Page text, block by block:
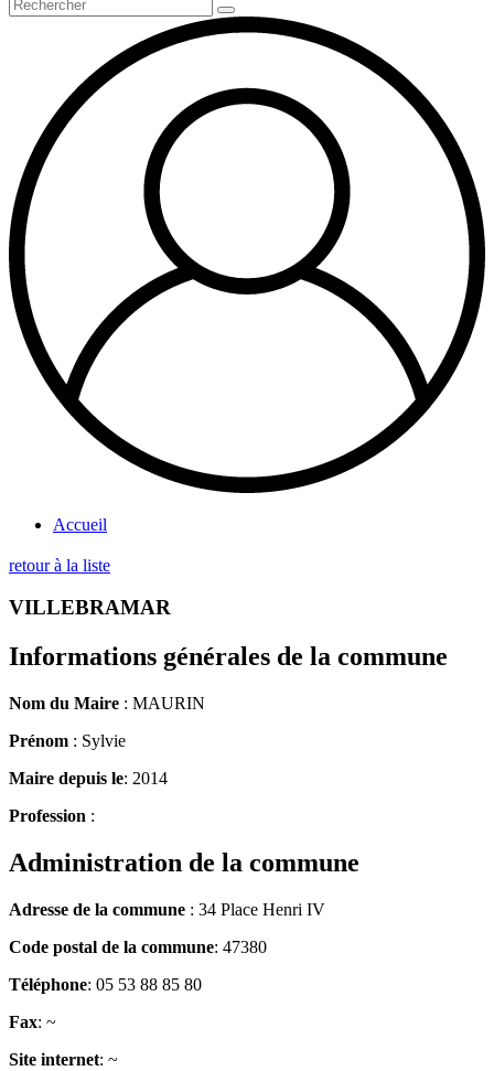
Accueil
retour à la liste
VILLEBRAMAR
Informations générales de la commune
Nom du Maire : MAURIN
Prénom : Sylvie
Maire depuis le: 2014
Profession :
Administration de la commune
Adresse de la commune : 34 Place Henri IV
Code postal de la commune: 47380
Téléphone: 05 53 88 85 80
Fax: ~
Site internet: ~